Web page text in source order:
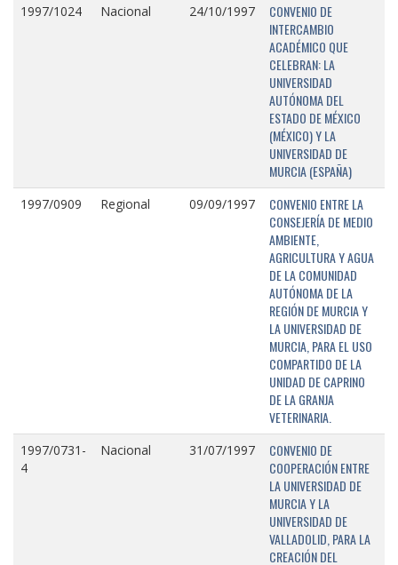
1997/1024 Nacional 24/10/1997
CONVENIO DE
INTERCAMBIO
ACADÉMICO QUE
CELEBRAN: LA
UNIVERSIDAD
AUTÓNOMA DEL
ESTADO DE MÉXICO
(MÉXICO) Y LA
UNIVERSIDAD DE
MURCIA (ESPAÑA)
1997/0909 Regional 09/09/1997
CONVENIO ENTRE LA
CONSEJERÍA DE MEDIO
AMBIENTE,
AGRICULTURA Y AGUA
DE LA COMUNIDAD
AUTÓNOMA DE LA
REGIÓN DE MURCIA Y
LA UNIVERSIDAD DE
MURCIA, PARA EL USO
COMPARTIDO DE LA
UNIDAD DE CAPRINO
DE LA GRANJA
VETERINARIA.
1997/0731-
4
Nacional 31/07/1997
CONVENIO DE
COOPERACIÓN ENTRE
LA UNIVERSIDAD DE
MURCIA Y LA
UNIVERSIDAD DE
VALLADOLID, PARA LA
CREACIÓN DEL